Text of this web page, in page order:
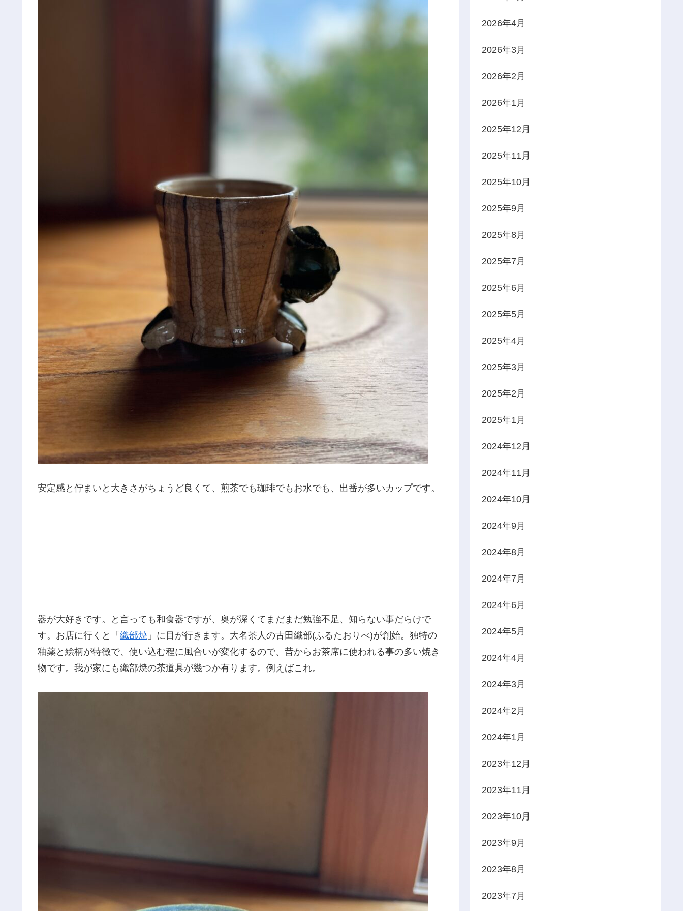
安定感と佇まいと大きさがちょうど良くて、煎茶でも珈琲でもお水でも、出番が多いカップです。
器が大好きです。と言っても和食器ですが、奥が深くてまだまだ勉強不足、知らない事だらけで
す。お店に行くと「 織部焼 」に目が行きます。大名茶人の古田織部(ふるたおりべ)が創始。独特の
釉薬と絵柄が特徴で、使い込む程に風合いが変化するので、昔からお茶席に使われる事の多い焼き
物です。我が家にも織部焼の茶道具が幾つか有ります。例えばこれ。
2026年4月
2026年3月
2026年2月
2026年1月
2025年12月
2025年11月
2025年10月
2025年9月
2025年8月
2025年7月
2025年6月
2025年5月
2025年4月
2025年3月
2025年2月
2025年1月
2024年12月
2024年11月
2024年10月
2024年9月
2024年8月
2024年7月
2024年6月
2024年5月
2024年4月
2024年3月
2024年2月
2024年1月
2023年12月
2023年11月
2023年10月
2023年9月
2023年8月
2023年7月